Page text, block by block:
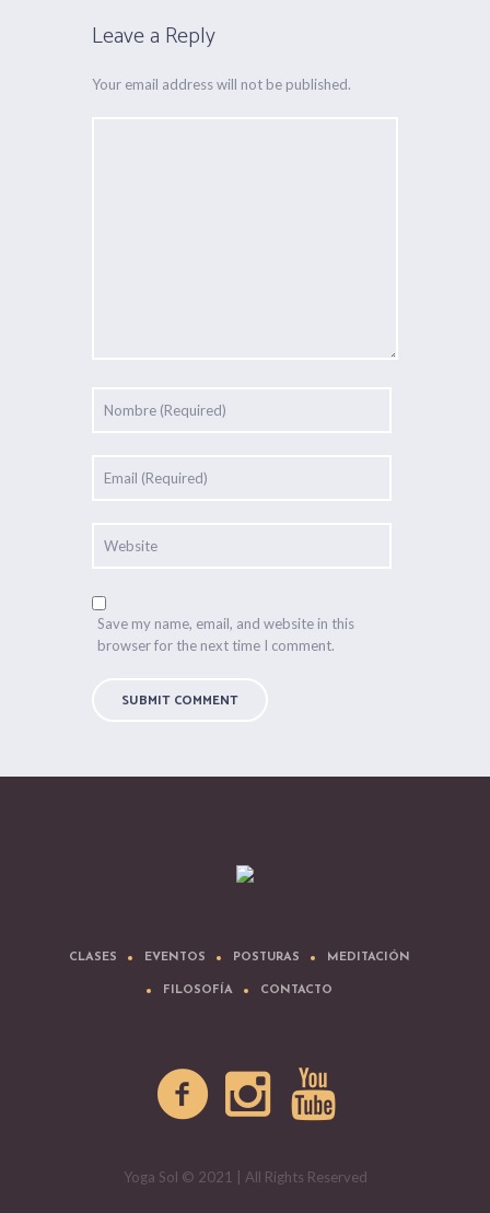
Leave a Reply
Your email address will not be published.
Save my name, email, and website in this
browser for the next time I comment.
CLASES EVENTOS POSTURAS MEDITACIÓN
FILOSOFÍA CONTACTO
Yoga Sol © 2021 | All Rights Reserved